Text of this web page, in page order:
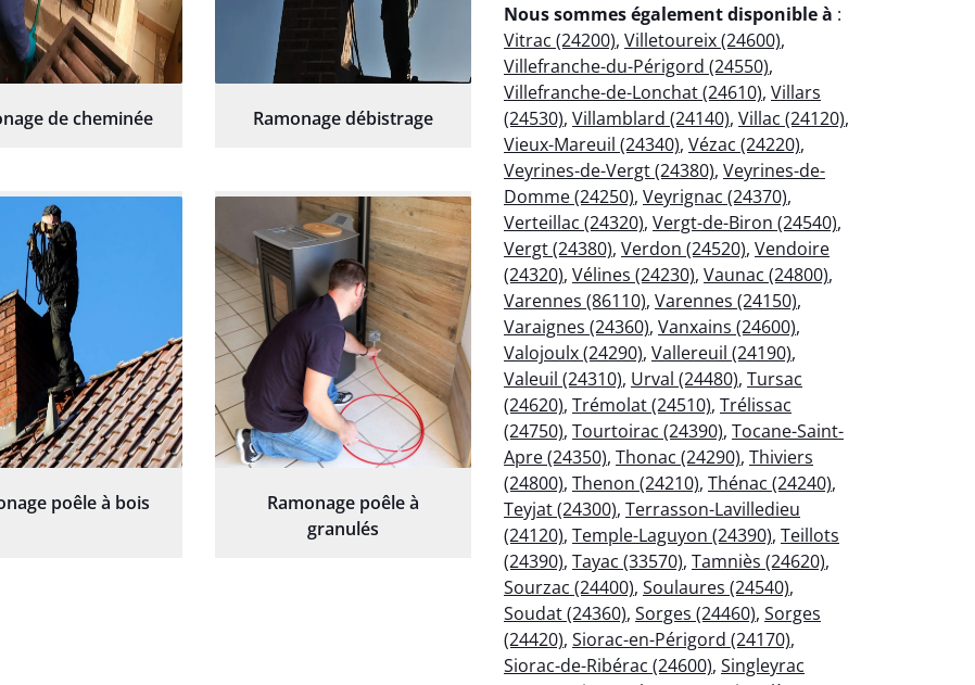
de cheminée Ramonage débistrage
poêle à bois
Ramonage poêle à
granulés
Nous sommes également disponible à :
Vitrac (24200), Villetoureix (24600),
Villefranche-du-Périgord (24550),
Villefranche-de-Lonchat (24610), Villars
(24530), Villamblard (24140), Villac (24120),
Vieux-Mareuil (24340), Vézac (24220),
Veyrines-de-Vergt (24380), Veyrines-de-
Domme (24250), Veyrignac (24370),
Verteillac (24320), Vergt-de-Biron (24540),
Vergt (24380), Verdon (24520), Vendoire
(24320), Vélines (24230), Vaunac (24800),
Varennes (86110), Varennes (24150),
Varaignes (24360), Vanxains (24600),
Valojoulx (24290), Vallereuil (24190),
Valeuil (24310), Urval (24480), Tursac
(24620), Trémolat (24510), Trélissac
(24750), Tourtoirac (24390), Tocane-Saint-
Apre (24350), Thonac (24290), Thiviers
(24800), Thenon (24210), Thénac (24240),
Teyjat (24300), Terrasson-Lavilledieu
(24120), Temple-Laguyon (24390), Teillots
(24390), Tayac (33570), Tamniès (24620),
Sourzac (24400), Soulaures (24540),
Soudat (24360), Sorges (24460), Sorges
(24420), Siorac-en-Périgord (24170),
Siorac-de-Ribérac (24600), Singleyrac